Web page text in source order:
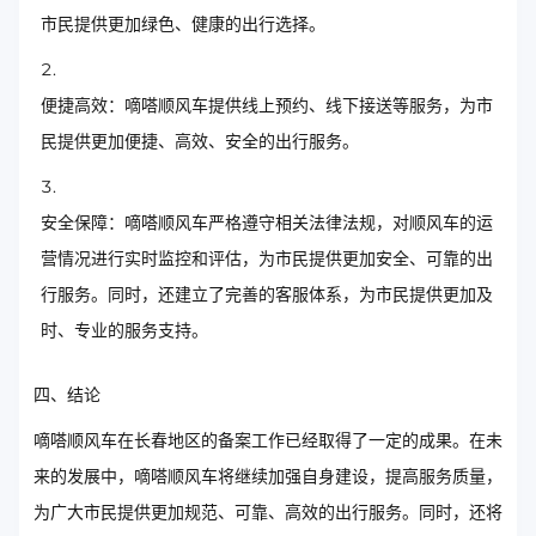
市民提供更加绿色、健康的出行选择。
便捷高效：嘀嗒顺风车提供线上预约、线下接送等服务，为市
民提供更加便捷、高效、安全的出行服务。
安全保障：嘀嗒顺风车严格遵守相关法律法规，对顺风车的运
营情况进行实时监控和评估，为市民提供更加安全、可靠的出
行服务。同时，还建立了完善的客服体系，为市民提供更加及
时、专业的服务支持。
四、结论
嘀嗒顺风车在长春地区的备案工作已经取得了一定的成果。在未
来的发展中，嘀嗒顺风车将继续加强自身建设，提高服务质量，
为广大市民提供更加规范、可靠、高效的出行服务。同时，还将